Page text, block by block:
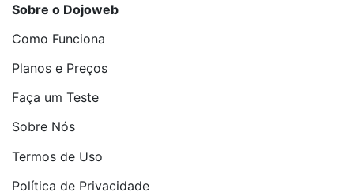
Sobre o Dojoweb
Como Funciona
Planos e Preços
Faça um Teste
Sobre Nós
Termos de Uso
Política de Privacidade